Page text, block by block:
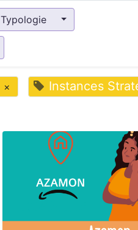
Typologie
× Instances